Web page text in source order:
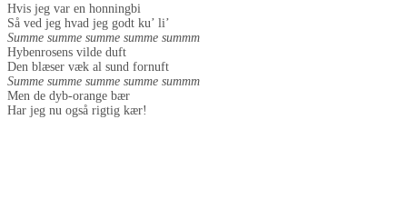
Hvis jeg var en honningbi
Så ved jeg hvad jeg godt ku’ li’
Summe summe summe summe summm
Hybenrosens vilde duft
Den blæser væk al sund fornuft
Summe summe summe summe summm
Men de dyb-orange bær
Har jeg nu også rigtig kær!